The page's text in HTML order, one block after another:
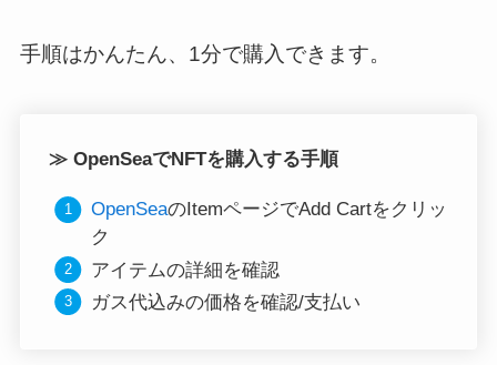
手順はかんたん、 1分で購入できます。
≫OpenSeaでNFTを購入する手順
OpenSeaのItemページでAdd Cartをクリッ
ク
アイテムの詳細を確認
ガス代込みの価格を確認/支払い